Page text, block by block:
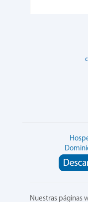
Nuestras páginas